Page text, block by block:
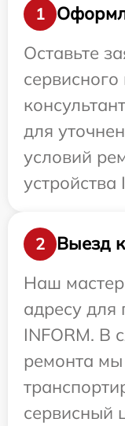
1
Оставьте
для
условий
устройства
2
Выезд
Наш
адресу для
INFORM. В
ремонта
сервисный